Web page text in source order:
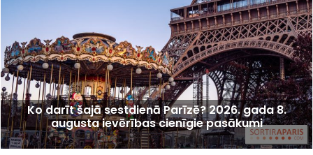
Ko darīt šajā sestdienā Parīzē? 2026. gada 8.
augusta ievērības cienīgie pasākumi